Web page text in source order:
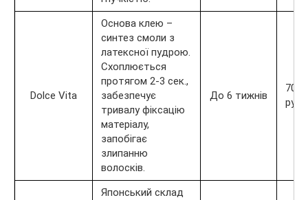
Dolce Vita
Основа клею –
синтез смоли з
латексної пудрою.
Схоплюється
протягом 2-3 сек.,
забезпечує
тривалу фіксацію
матеріалу,
запобігає
злипанню
волосків.
До 6 тижнів
700
руб.
Японський склад